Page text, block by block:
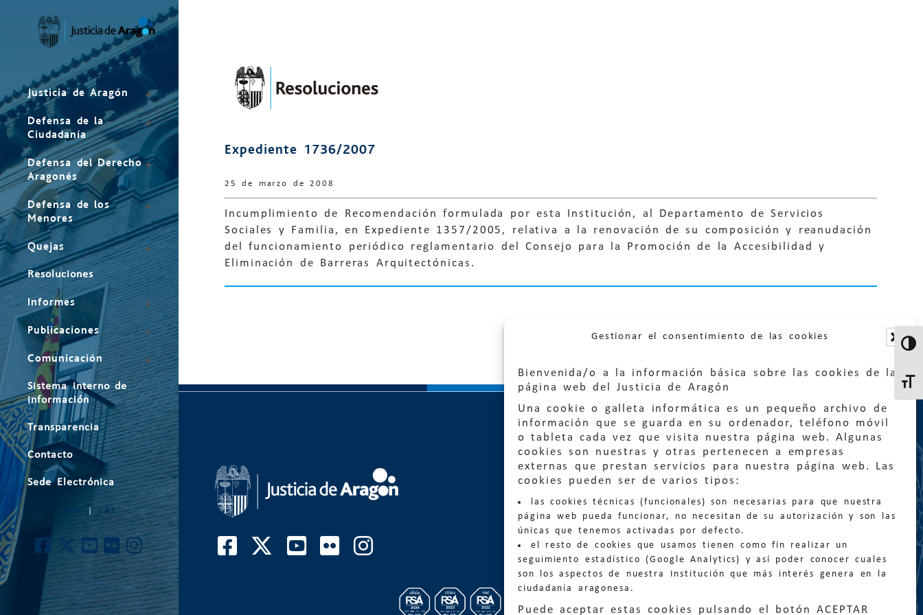
Gestionar el consentimiento de las cookies
Bienvenida/o a la información básica sobre las cookies de la
página web del Justicia de Aragón
Una cookie o galleta informática es un pequeño archivo de
información que se guarda en su ordenador, teléfono móvil
o tableta cada vez que visita nuestra página web. Algunas
cookies son nuestras y otras pertenecen a empresas
externas que prestan servicios para nuestra página web. Las
cookies pueden ser de varios tipos:
las cookies técnicas (funcionales) son necesarias para que nuestra
página web pueda funcionar, no necesitan de su autorización y son las
únicas que tenemos activadas por defecto.
el resto de cookies que usamos tienen como fin realizar un
seguimiento estadístico (Google Analytics) y así poder conocer cuales
son los aspectos de nuestra Institución que más interés genera en la
ciudadanía aragonesa.
Puede aceptar estas cookies pulsando el botón ACEPTAR
Justicia de Aragón
Defensa de la
Ciudadanía
Defensa del Derecho
Aragonés
Defensa de los
Menores
Quejas
Resoluciones
Informes
Publicaciones
Comunicación
Sistema interno de
información
Transparencia
Contacto
Sede Electrónica
CAT
Expediente 1736/2007
25 de marzo de 2008
Incumplimiento de Recomendación formulada por esta Institución, al Departamento de Servicios
Sociales y Familia, en Expediente 1357/2005, relativa a la renovación de su composición y reanudación
del funcionamiento periódico reglamentario del Consejo para la Promoción de la Accesibilidad y
Eliminación de Barreras Arquitectónicas.
Quejas:quejas@eljusticiadearagon.es
Información general:
informacion@eljusticiadearagon.es
Teléfonos: 900 210 210/ 976 399 354